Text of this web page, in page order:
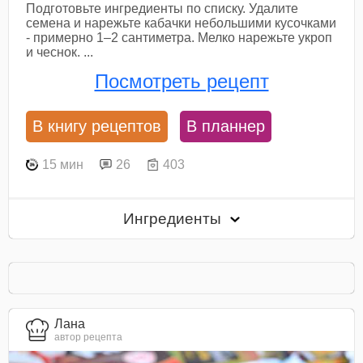
Подготовьте ингредиенты по списку. Удалите
семена и нарежьте кабачки небольшими кусочками
- примерно 1–2 сантиметра. Мелко нарежьте укроп
и чеснок. ...
Посмотреть рецепт
В книгу рецептов В планнер
15 мин 26 403
Ингредиенты
Лана
автор рецепта